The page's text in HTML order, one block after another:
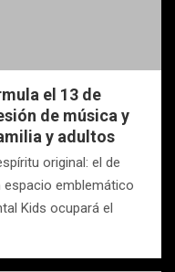
el 13 de
de música y
y adultos
original: el de
emblemático
Kids ocupará el